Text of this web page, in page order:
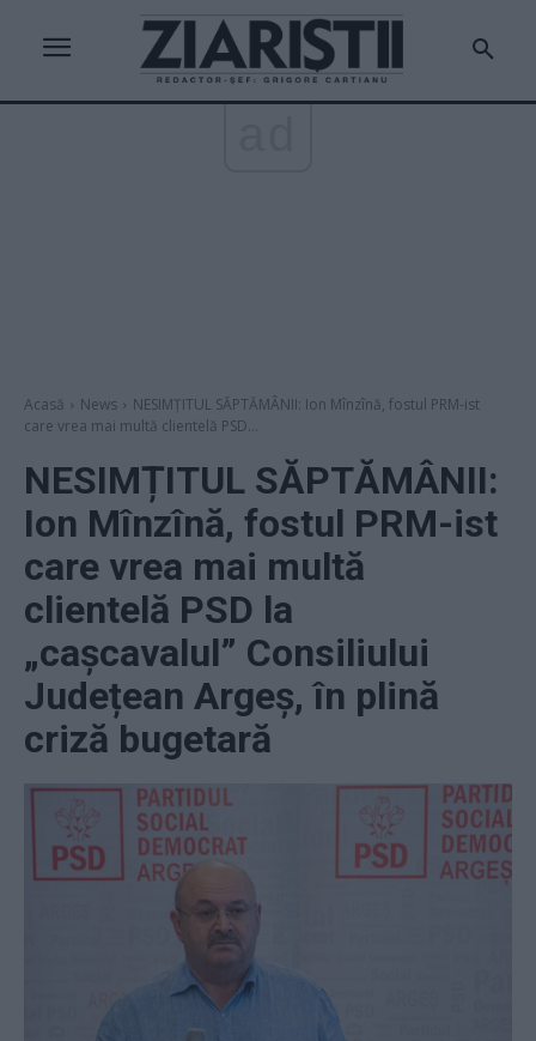
Acasă News
NESIMȚITUL SĂPTĂMÂNII: Ion Mînzînă, fostul PRM-ist
care vrea mai multă clientelă PSD...
NESIMȚITUL SĂPTĂMÂNII:
Ion Mînzînă, fostul PRM-ist
care vrea mai multă
clientelă PSD la
„cașcavalul” Consiliului
Județean Argeș, în plină
criză bugetară